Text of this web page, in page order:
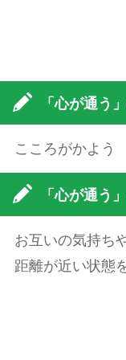
「心が通う
こころがかよう
「心が通う
お互いの気持ち
距離が近い状態